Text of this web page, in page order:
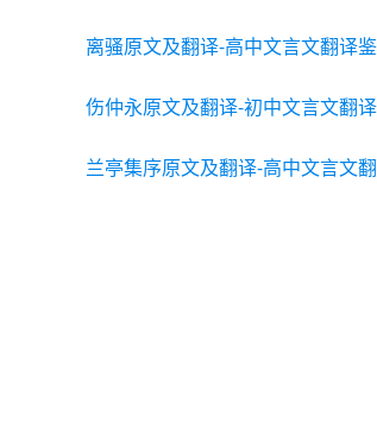
离骚原文及翻译-高中文言文翻译
伤仲永原文及翻译-初中文言文翻
兰亭集序原文及翻译-高中文言文